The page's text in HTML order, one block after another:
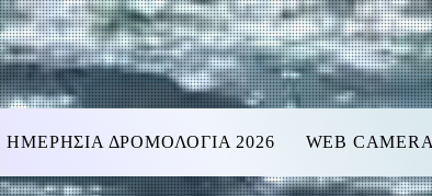
ΗΜΕΡΗΣΙΑ ΔΡΟΜΟΛΟΓΙΑ 2026 WEB CAMERA